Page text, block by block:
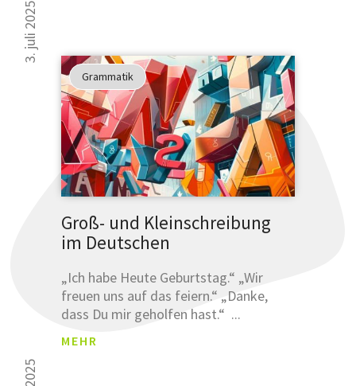
3. juli 2025
Grammatik
Groß- und Kleinschreibung
im Deutschen
„Ich habe Heute Geburtstag.“ „Wir
freuen uns auf das feiern.“ „Danke,
dass Du mir geholfen hast.“ ...
MEHR